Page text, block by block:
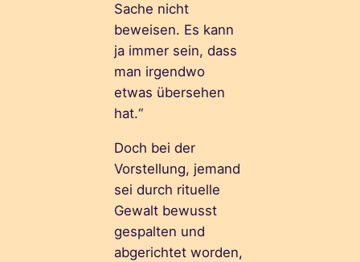
Sache nicht
beweisen. Es kann
ja immer sein, dass
man irgendwo
etwas übersehen
hat.“
Doch bei der
Vorstellung, jemand
sei durch rituelle
Gewalt bewusst
gespalten und
abgerichtet worden,